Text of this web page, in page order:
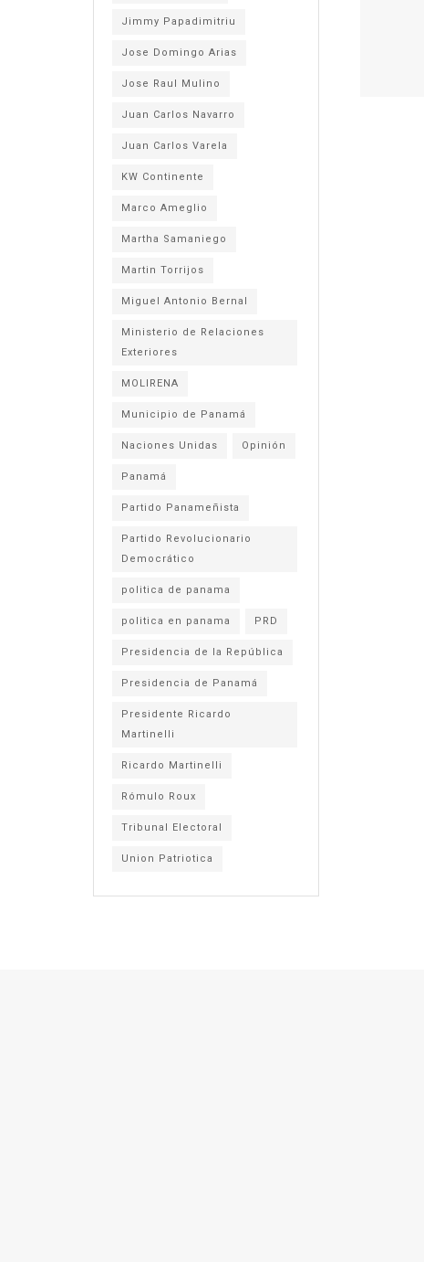
Jimmy Papadimitriu
Jose Domingo Arias
Jose Raul Mulino
Juan Carlos Navarro
Juan Carlos Varela
KW Continente
Marco Ameglio
Martha Samaniego
Martin Torrijos
Miguel Antonio Bernal
Ministerio de Relaciones
Exteriores
MOLIRENA
Municipio de Panamá
Naciones Unidas Opinión
Panamá
Partido Panameñista
Partido Revolucionario
Democrático
politica de panama
politica en panama PRD
Presidencia de la República
Presidencia de Panamá
Presidente Ricardo
Martinelli
Ricardo Martinelli
Rómulo Roux
Tribunal Electoral
Union Patriotica